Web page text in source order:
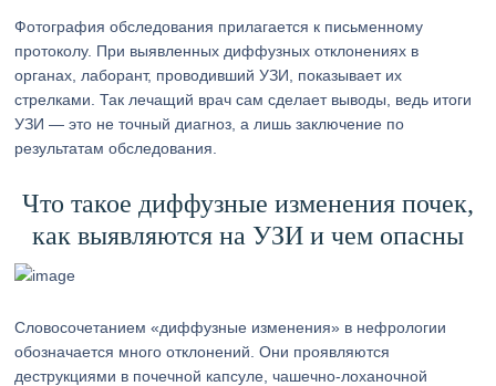
Фотография обследования прилагается к письменному
протоколу. При выявленных диффузных отклонениях в
органах, лаборант, проводивший УЗИ, показывает их
стрелками. Так лечащий врач сам сделает выводы, ведь итоги
УЗИ — это не точный диагноз, а лишь заключение по
результатам обследования.
Что такое диффузные изменения почек,
как выявляются на УЗИ и чем опасны
Словосочетанием «диффузные изменения» в нефрологии
обозначается много отклонений. Они проявляются
деструкциями в почечной капсуле, чашечно-лоханочной